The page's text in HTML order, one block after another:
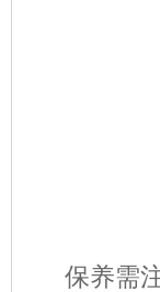
保养需